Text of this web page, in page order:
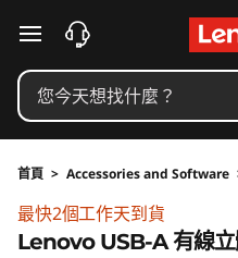
跳至主要內容
首頁 > Accessories and Software
最快2個工作天到貨
Lenovo USB-A 有線